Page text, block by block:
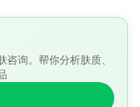
询。帮你分析肤质、